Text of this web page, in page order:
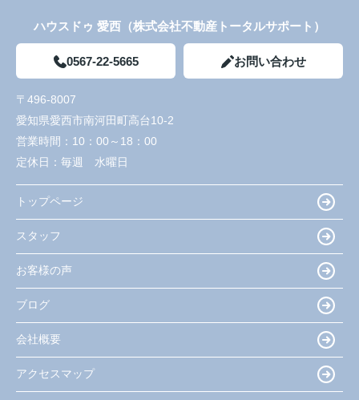
ハウスドゥ 愛西（株式会社不動産トータルサポート）
0567-22-5665 お問い合わせ
〒496-8007
愛知県愛西市南河田町高台10-2
営業時間： 10：00～18：00
定休日： 毎週 水曜日
トップページ
スタッフ
お客様の声
ブログ
会社概要
アクセスマップ